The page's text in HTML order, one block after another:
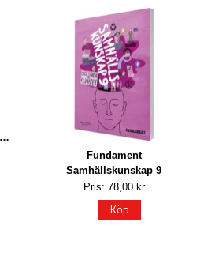
Fundament
Samhällskunskap 9
Pris: 78,00 kr
Köp